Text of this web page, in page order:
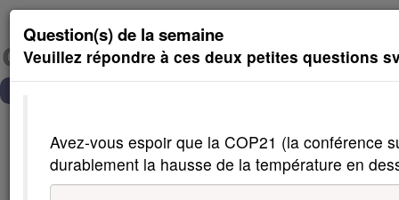
Question(s) de la semaine
Veuillez répondre à ces deux petites questions
Avez-vous espoir que la COP21 (la conférence
durablement la hausse de la température en